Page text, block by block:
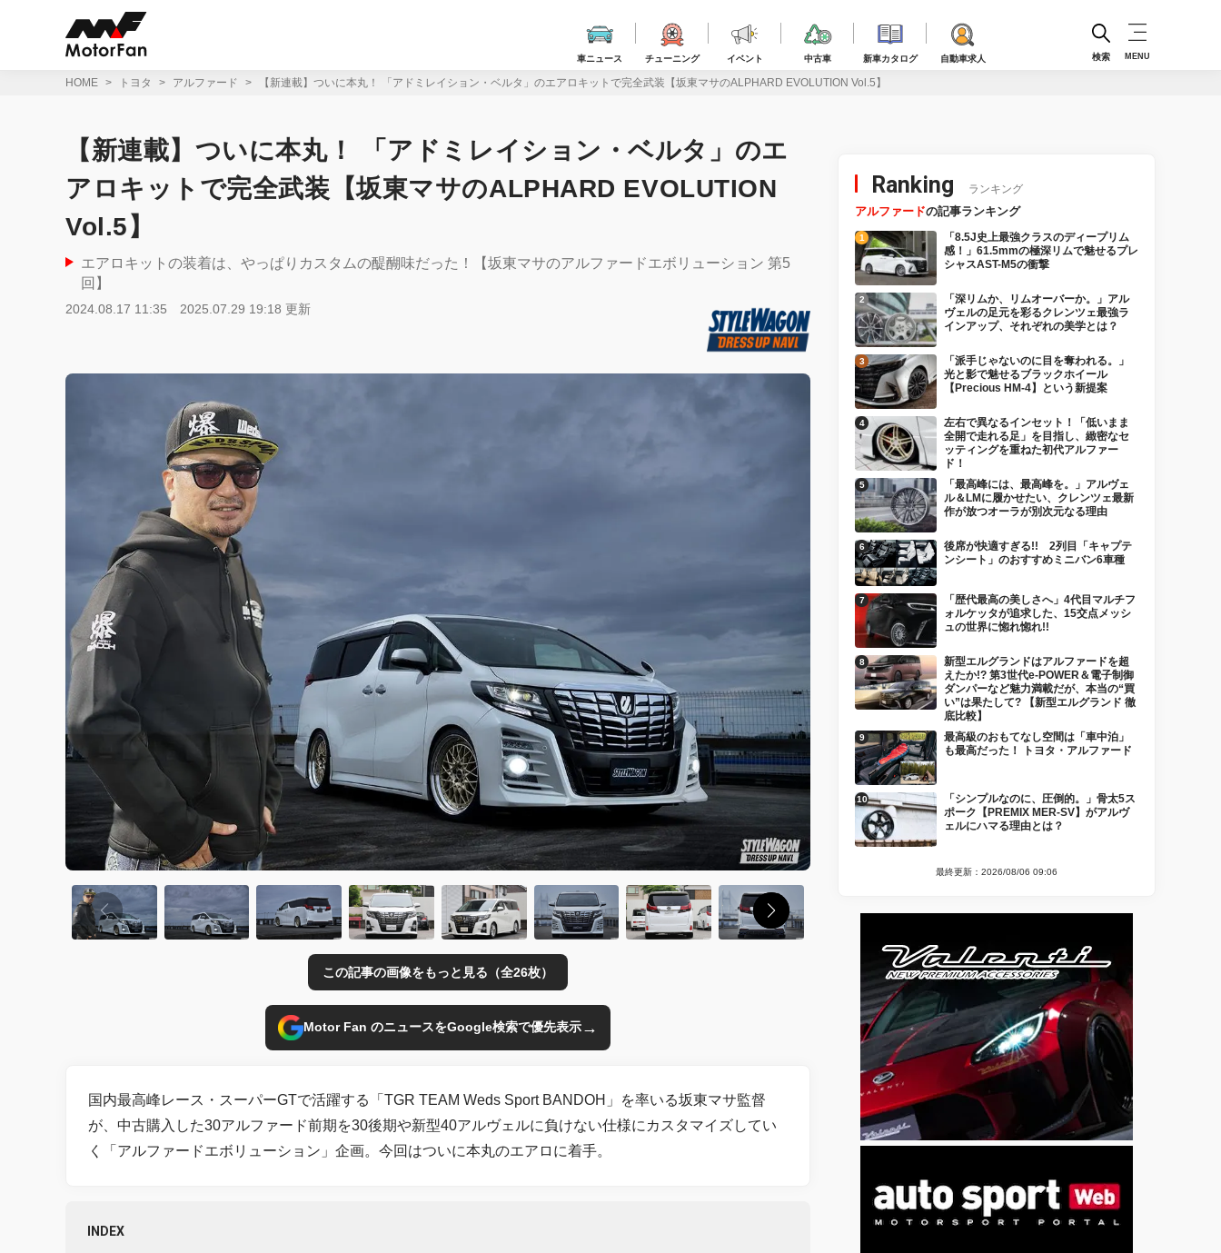
車ニュース チューニング イベント 中古車 新車カタログ 自動車求人 検索 MENU
HOME トヨタ アルファード 【新連載】ついに本丸！ 「アドミレイション・ベルタ」のエアロキットで完全武装【坂東マサのALPHARD EVOLUTION Vol.5】
【新連載】ついに本丸！ 「アドミレイション・ベルタ」のエ
アロキットで完全武装【坂東マサのALPHARD EVOLUTION
Vol.5】
エアロキットの装着は、やっぱりカスタムの醍醐味だった！【坂東マサのアルファードエボリューション 第5
回】
2024.08.17 11:35 2025.07.29 19:18 更新
この記事の画像をもっと見る（全26枚）
Motor Fan のニュースをGoogle検索で優先表示→
国内最高峰レース・スーパーGTで活躍する「TGR TEAM Weds Sport BANDOH」を率いる坂東マサ監督
が、中古購入した30アルファード前期を30後期や新型40アルヴェルに負けない仕様にカスタマイズしてい
く「アルファードエボリューション」企画。今回はついに本丸のエアロに着手。
INDEX
Ranking ランキング
アルファードの記事ランキング
「8.5J史上最強クラスのディープリム
感！」61.5mmの極深リムで魅せるプレ
シャスAST-M5の衝撃
「深リムか、リムオーバーか。」アル
ヴェルの足元を彩るクレンツェ最強ラ
インアップ、それぞれの美学とは？
「派手じゃないのに目を奪われる。」
光と影で魅せるブラックホイール
【Precious HM-4】という新提案
左右で異なるインセット！「低いまま
全開で走れる足」を目指し、緻密なセ
ッティングを重ねた初代アルファー
ド！
「最高峰には、最高峰を。」アルヴェ
ル＆LMに履かせたい、クレンツェ最新
作が放つオーラが別次元なる理由
後席が快適すぎる!! 2列目「キャプテ
ンシート」のおすすめミニバン6車種
「歴代最高の美しさへ」4代目マルチフ
ォルケッタが追求した、15交点メッシ
ュの世界に惚れ惚れ!!
新型エルグランドはアルファードを超
えたか!? 第3世代e-POWER＆電子制御
ダンパーなど魅力満載だが、本当の“買
い”は果たして? 【新型エルグランド 徹
底比較】
最高級のおもてなし空間は「車中泊」
も最高だった！ トヨタ・アルファード
「シンプルなのに、圧倒的。」骨太5ス
ポーク【PREMIX MER-SV】がアルヴ
ェルにハマる理由とは？
最終更新：2026/08/06 09:06